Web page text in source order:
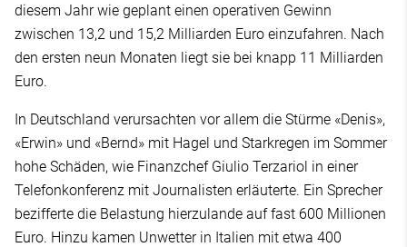
diesem Jahr wie geplant einen operativen Gewinn
zwischen 13,2 und 15,2 Milliarden Euro einzufahren. Nach
den ersten neun Monaten liegt sie bei knapp 11 Milliarden
Euro.
In Deutschland verursachten vor allem die Stürme «Denis»,
«Erwin» und «Bernd» mit Hagel und Starkregen im Sommer
hohe Schäden, wie Finanzchef Giulio Terzariol in einer
Telefonkonferenz mit Journalisten erläuterte. Ein Sprecher
bezifferte die Belastung hierzulande auf fast 600 Millionen
Euro. Hinzu kamen Unwetter in Italien mit etwa 400